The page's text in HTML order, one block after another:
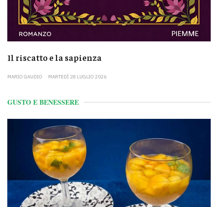
Il riscatto e la sapienza
MARIO GAUDIO MARTEDÌ 28 LUGLIO 2026
GUSTO E BENESSERE